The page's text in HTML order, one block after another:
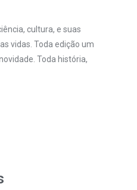
cultura, e suas
vidas. Toda edição um
Toda história,